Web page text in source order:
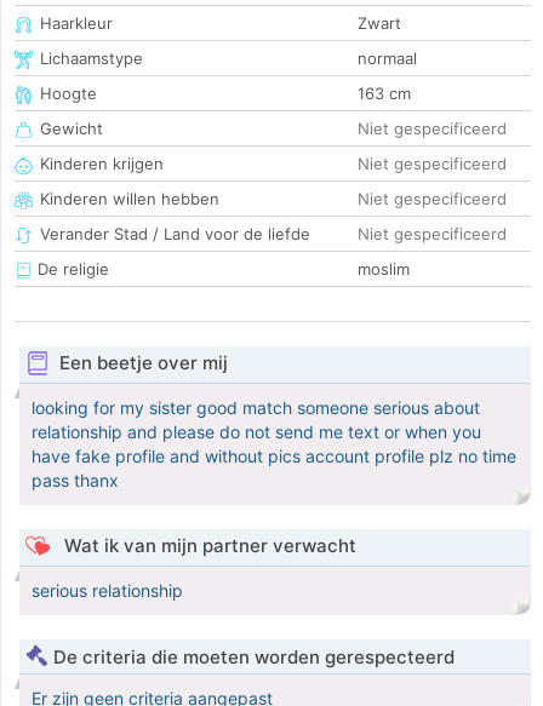
Haarkleur
Zwart
Lichaamstype
normaal
Hoogte
163 cm
Gewicht
Niet gespecificeerd
Kinderen krijgen
Niet gespecificeerd
Kinderen willen hebben
Niet gespecificeerd
Verander Stad / Land voor de liefde
Niet gespecificeerd
De religie
moslim
Een beetje over mij
looking for my sister good match someone serious about
relationship and please do not send me text or when you
have fake profile and without pics account profile plz no time
pass thanx
Wat ik van mijn partner verwacht
serious relationship
De criteria die moeten worden gerespecteerd
Er zijn geen criteria aangepast